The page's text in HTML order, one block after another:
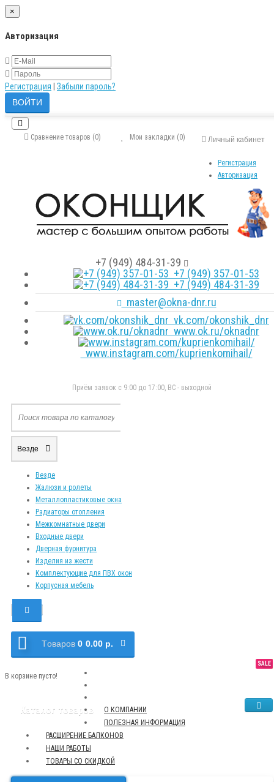
×
Авторизация
Регистрация Забыли пароль?
Личный кабинет
Регистрация
Авторизация
Мои закладки (0)
Сравнение товаров (0)
+7 (949) 484-31-39
+7 (949) 357-01-53
+7 (949) 484-31-39
master@okna-dnr.ru
vk.com/okonshik_dnr
www.ok.ru/oknadnr
www.instagram.com/kuprienkomihail/
Приём заявок с 9:00 до 17:00, ВС - выходной
Везде
Везде
Жалюзи и ролеты
Металлопластиковые окна
Радиаторы отопления
Межкомнатные двери
Входные двери
Дверная фурнитура
Изделия из жести
Комплектующие для ПВХ окон
Корпусная мебель
Tоваров 0 0.00 р.
В корзине пусто!
Каталог товаров
О КОМПАНИИ
ПОЛЕЗНАЯ ИНФОРМАЦИЯ
NEW
РАСШИРЕНИЕ БАЛКОНОВ
TOP
НАШИ РАБОТЫ
SALE
ТОВАРЫ СО СКИДКОЙ